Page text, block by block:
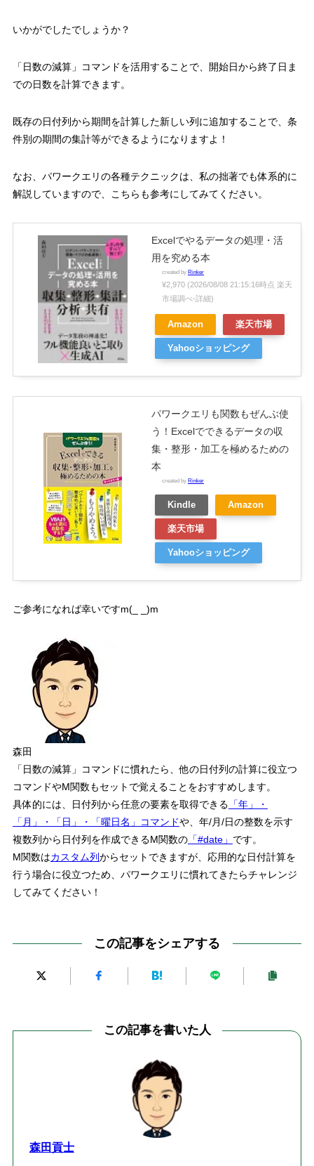
いかがでしたでしょうか？
「日数の減算」コマンドを活用することで、開始日から終了日ま
での日数を計算できます。
既存の日付列から期間を計算した新しい列に追加することで、条
件別の期間の集計等ができるようになりますよ！
なお、パワークエリの各種テクニックは、私の拙著でも体系的に
解説していますので、こちらも参考にしてみてください。
Excelでやるデータの処理・活
用を究める本
created by Rinker
¥2,970 (2026/08/08 21:15:16時点 楽天
市場調べ-詳細)
Amazon 楽天市場
Yahooショッピング
パワークエリも関数もぜんぶ使
う！Excelでできるデータの収
集・整形・加工を極めるための
本
created by Rinker
Kindle Amazon
楽天市場
Yahooショッピング
ご参考になれば幸いですm(_ _)m
森田
「日数の減算」コマンドに慣れたら、他の日付列の計算に役立つ
コマンドやM関数もセットで覚えることをおすすめします。
具体的には、日付列から任意の要素を取得できる 「年」・
「月」・「日」・「曜日名」コマンドや、年/月/日の整数を示す
複数列から日付列を作成できるM関数の「#date」 です。
M関数はカスタム列からセットできますが、応用的な日付計算を
行う場合に役立つため、パワークエリに慣れてきたらチャレンジ
してみてください！
この記事をシェアする
この記事を書いた人
森田貢士